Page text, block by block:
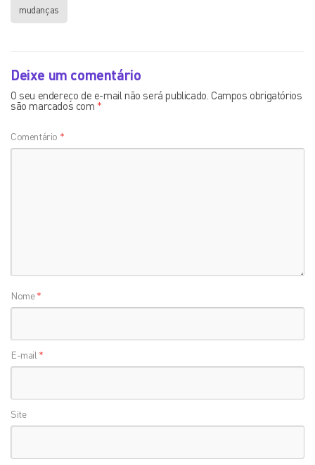
mudanças
Deixe um comentário
O seu endereço de e-mail não será publicado. Campos obrigatórios
são marcados com *
Comentário *
Nome*
E-mail *
Site